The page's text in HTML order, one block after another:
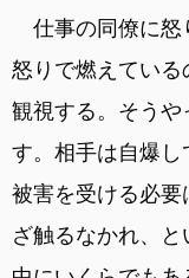
仕事の同僚に怒
怒りで燃えてい
観視する。そう
す。相手は自爆
被害を受ける必
ざ触るなかれ、